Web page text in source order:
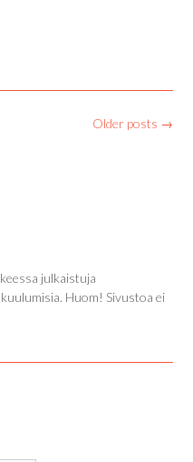
Older posts →
julkaistuja
Huom! Sivustoa ei